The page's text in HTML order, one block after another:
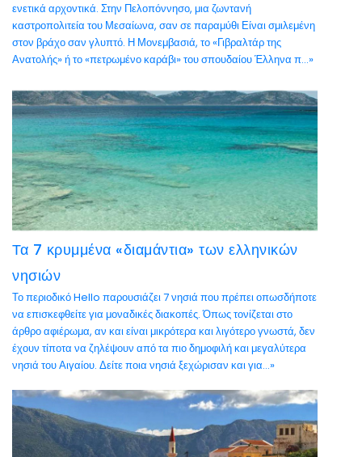
ενετικά αρχοντικά. Στην Πελοπόννησο, μια ζωντανή
καστροπολιτεία του Μεσαίωνα, σαν σε παραμύθι Είναι σμιλεμένη
στον βράχο σαν γλυπτό. Η Μονεμβασιά, το «Γιβραλτάρ της
Ανατολής» ή το «πετρωμένο καράβι» του σπουδαίου Έλληνα π...»
Τα 7 κρυμμένα «διαμάντια» των ελληνικών
νησιών
Το περιοδικό Hello παρουσιάζει 7 νησιά που πρέπει οπωσδήποτε
να επισκεφθείτε για μοναδικές διακοπές. Όπως τονίζεται στο
άρθρο αφιέρωμα, αν και είναι μικρότερα και λιγότερο γνωστά, δεν
έχουν τίποτα να ζηλέψουν από τα πιο δημοφιλή και μεγαλύτερα
νησιά του Αιγαίου. Δείτε ποια νησιά ξεχώρισαν και για...»